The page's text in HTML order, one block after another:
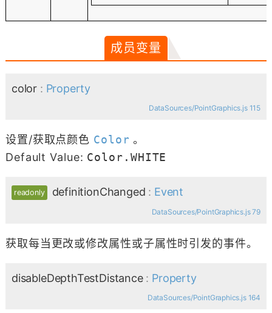
成员变量
color : Property
DataSources/PointGraphics.js 115
设置/获取点颜色 Color 。
Default Value: Color.WHITE
readonly definitionChanged : Event
DataSources/PointGraphics.js 79
获取每当更改或修改属性或子属性时引发的事件。
disableDepthTestDistance: Property
DataSources/PointGraphics.js 164